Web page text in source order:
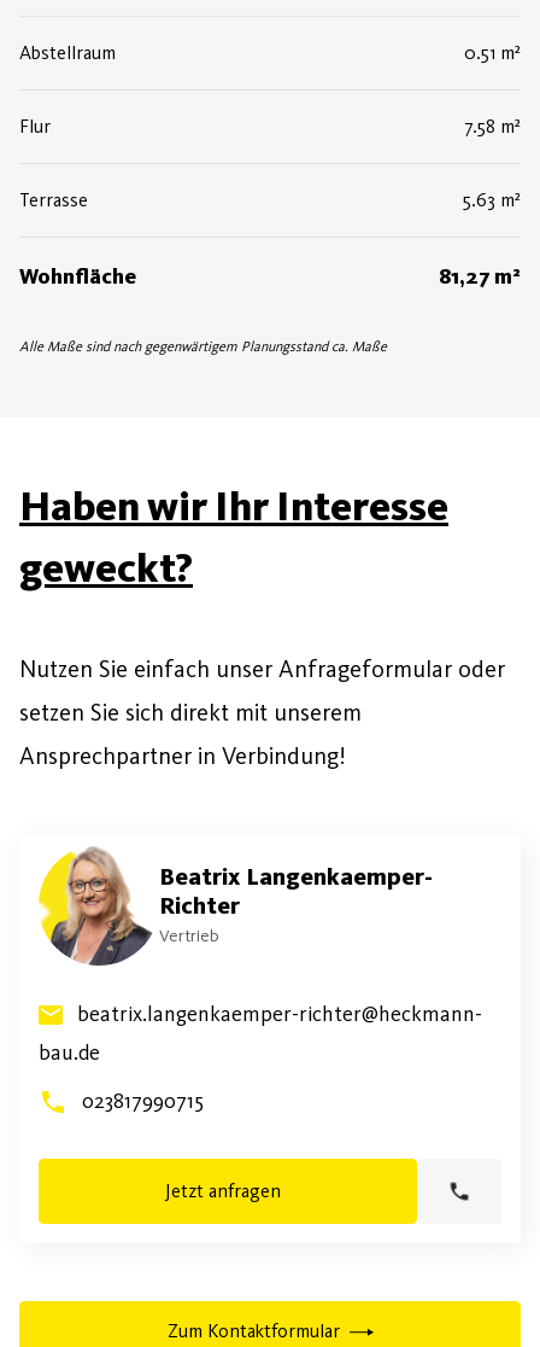
Abstellraum 0.51 m²
Flur 7.58 m²
Terrasse 5.63 m²
Wohnfläche 81,27 m²
Alle Maße sind nach gegenwärtigem Planungsstand ca. Maße
Haben wir Ihr Interesse
geweckt?
Nutzen Sie einfach unser Anfrageformular oder
setzen Sie sich direkt mit unserem
Ansprechpartner in Verbindung!
Beatrix Langenkaemper-
Richter
Vertrieb
beatrix.langenkaemper-richter@heckmann-
bau.de
023817990715
Jetzt anfragen
Zum Kontaktformular